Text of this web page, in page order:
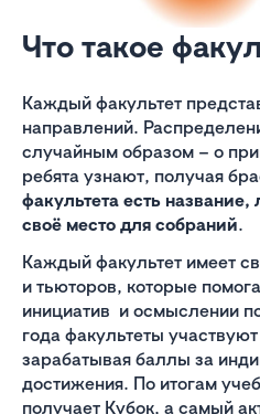
Что такое
Каждый факультет
направлений.
случайным образом – о
ребята узнают, получая
факультета есть
своё место для собраний.
Каждый факультет имеет
и тьюторов, которые
инициатив и осмыслении
года факультеты
зарабатывая баллы за
достижения. По итогам
получает Кубок, а самый